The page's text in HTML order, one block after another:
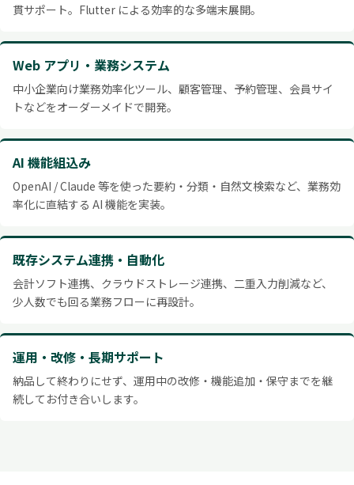
貫サポート。Flutter による効率的な多端末展開。
Web アプリ・業務システム
中小企業向け業務効率化ツール、顧客管理、予約管理、会員サイ
トなどをオーダーメイドで開発。
AI 機能組込み
OpenAI / Claude 等を使った要約・分類・自然文検索など、業務効
率化に直結する AI 機能を実装。
既存システム連携・自動化
会計ソフト連携、クラウドストレージ連携、二重入力削減など、
少人数でも回る業務フローに再設計。
運用・改修・長期サポート
納品して終わりにせず、運用中の改修・機能追加・保守までを継
続してお付き合いします。